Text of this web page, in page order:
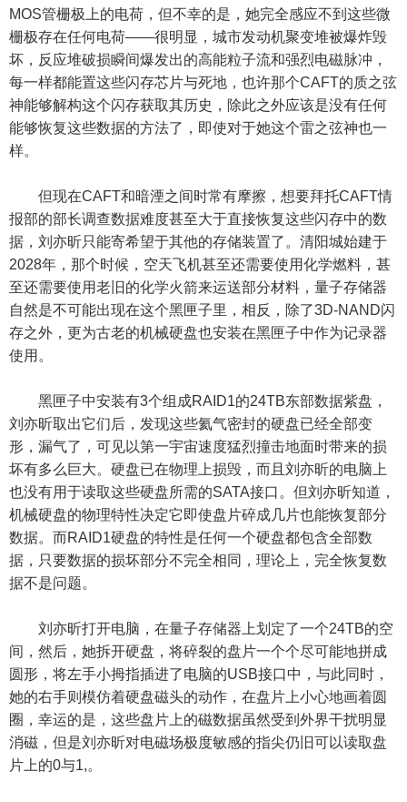
MOS管栅极上的电荷，但不幸的是，她完全感应不到这些微
栅极存在任何电荷——很明显，城市发动机聚变堆被爆炸毁
坏，反应堆破损瞬间爆发出的高能粒子流和强烈电磁脉冲，
每一样都能置这些闪存芯片与死地，也许那个CAFT的质之弦
神能够解构这个闪存获取其历史，除此之外应该是没有任何
能够恢复这些数据的方法了，即使对于她这个雷之弦神也一
样。
但现在CAFT和暗湮之间时常有摩擦，想要拜托CAFT情
报部的部长调查数据难度甚至大于直接恢复这些闪存中的数
据，刘亦昕只能寄希望于其他的存储装置了。清阳城始建于
2028年，那个时候，空天飞机甚至还需要使用化学燃料，甚
至还需要使用老旧的化学火箭来运送部分材料，量子存储器
自然是不可能出现在这个黑匣子里，相反，除了3D-NAND闪
存之外，更为古老的机械硬盘也安装在黑匣子中作为记录器
使用。
黑匣子中安装有3个组成RAID1的24TB东部数据紫盘，
刘亦昕取出它们后，发现这些氦气密封的硬盘已经全部变
形，漏气了，可见以第一宇宙速度猛烈撞击地面时带来的损
坏有多么巨大。硬盘已在物理上损毁，而且刘亦昕的电脑上
也没有用于读取这些硬盘所需的SATA接口。但刘亦昕知道，
机械硬盘的物理特性决定它即使盘片碎成几片也能恢复部分
数据。而RAID1硬盘的特性是任何一个硬盘都包含全部数
据，只要数据的损坏部分不完全相同，理论上，完全恢复数
据不是问题。
刘亦昕打开电脑，在量子存储器上划定了一个24TB的空
间，然后，她拆开硬盘，将碎裂的盘片一个个尽可能地拼成
圆形，将左手小拇指插进了电脑的USB接口中，与此同时，
她的右手则模仿着硬盘磁头的动作，在盘片上小心地画着圆
圈，幸运的是，这些盘片上的磁数据虽然受到外界干扰明显
消磁，但是刘亦昕对电磁场极度敏感的指尖仍旧可以读取盘
片上的0与1,。